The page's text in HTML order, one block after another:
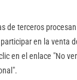
de terceros
en la venta
en el enlace "No